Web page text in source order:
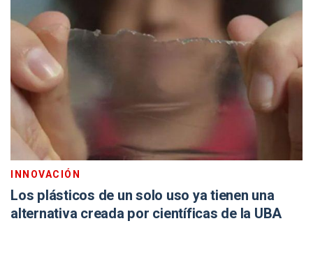
INNOVACIÓN
Los plásticos de un solo uso ya tienen una
alternativa creada por científicas de la UBA